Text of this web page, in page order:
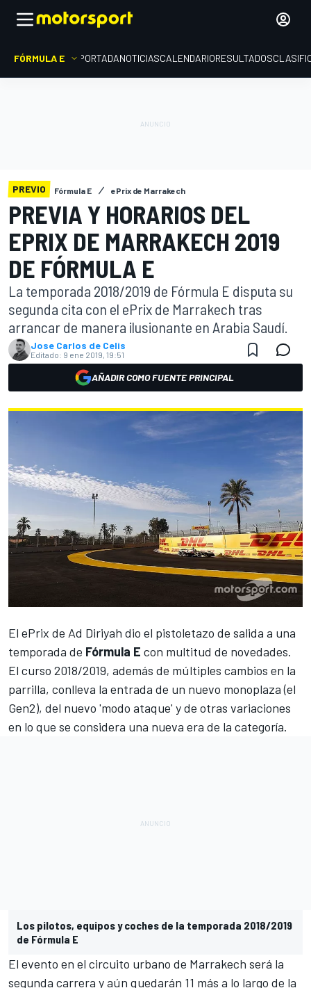
FÓRMULA E PORTADANOTICIASCALENDARIORESULTADOS
PREVIO Fórmula E ePrix de Marrakech
PREVIA Y HORARIOS DEL
EPRIX DE MARRAKECH 2019
DE FÓRMULA E
La temporada 2018/2019 de Fórmula E disputa su
segunda cita con el ePrix de Marrakech tras
arrancar de manera ilusionante en Arabia Saudí.
Jose Carlos de Celis
Editado: 9 ene 2019, 19:51
AÑADIR COMO FUENTE PRINCIPAL
El ePrix de Ad Diriyah dio el pistoletazo de salida a una
temporada de Fórmula E con multitud de novedades.
El curso 2018/2019, además de múltiples cambios en la
parrilla, conlleva la entrada de un nuevo monoplaza (el
Gen2), del nuevo 'modo ataque' y de otras variaciones
en lo que se considera una nueva era de la categoría.
Los pilotos, equipos y coches de la temporada 2018/2019
de Fórmula E
El evento en el circuito urbano de Marrakech será la
segunda carrera y aún quedarán 11 más a lo largo de la